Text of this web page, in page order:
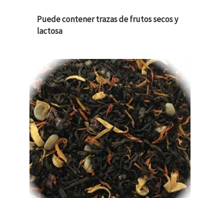
Puede contener trazas de frutos secos y
lactosa